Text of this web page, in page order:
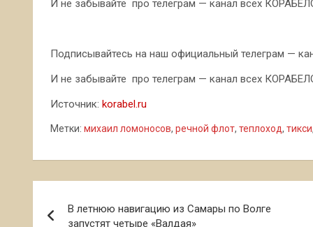
И не забывайте про телеграм — канал всех
Подписывайтесь на наш официальный телеграм —
И не забывайте про телеграм — канал всех
Источник: korabel.ru
Метки: михаил ломоносов, речной флот, теплоход, тикси,
В летнюю навигацию из Самары по Волге
запустят четыре «Валдая»